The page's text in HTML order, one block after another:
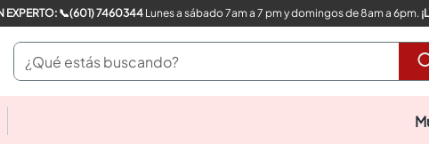
COMPRA CON UN EXPERTO: 📞(601) 7460344Lunes a sábado 7am a 7 pm y domingos de 8am a 6pm.
¿Qué estás buscando?